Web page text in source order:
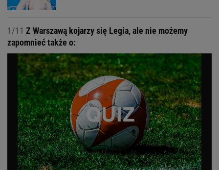
1/11 Z Warszawą kojarzy się Legia, ale nie możemy
zapomnieć także o: